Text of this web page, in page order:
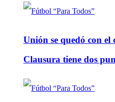
Unión se quedó con el
Clausura tiene dos